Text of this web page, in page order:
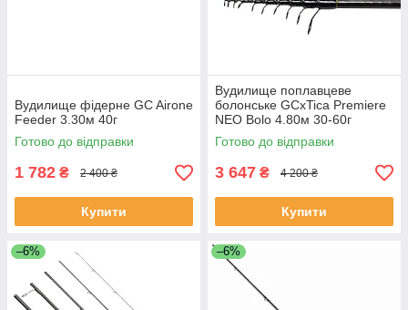
Вудилище фідерне GC Airone
Feeder 3.30м 40г
Готово до відправки
1 782 ₴ 2 400 ₴
Купити
Вудилище поплавцеве
болонське GCxTica Premiere
NEO Bolo 4.80м 30-60г
Готово до відправки
3 647 ₴ 4 200 ₴
Купити
–6% –6%